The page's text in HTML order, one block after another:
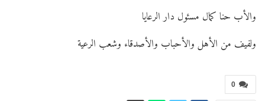
والأب حنا كمال مسئول دار الرعايا
ولفيف من الأهل والأحباب والأصدقاء وشعب الرعية
0